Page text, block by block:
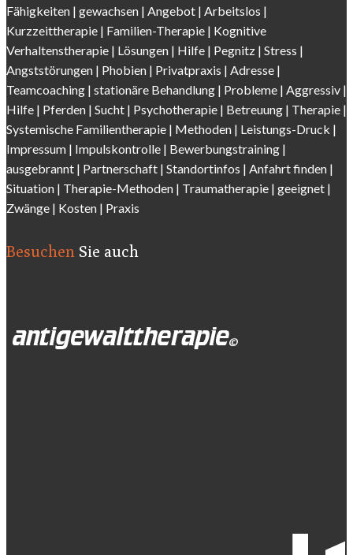
Fähigkeiten | gewachsen | Angebot | Arbeitslos |
Kurzzeittherapie | Familien-Therapie | Kognitive
Verhaltenstherapie | Lösungen | Hilfe | Pegnitz | Stress |
Angststörungen | Phobien | Privatpraxis | Adresse |
Teamcoaching | stationäre Behandlung | Probleme | Aggressiv |
Hilfe | Pferden | Sucht | Psychotherapie | Betreuung | Therapie |
Systemische Familientherapie | Methoden | Leistungs-Druck |
Impressum | Impulskontrolle | Bewerbungstraining |
ausgebrannt | Partnerschaft | Standortinfos | Anfahrt finden |
Situation | Therapie-Methoden | Traumatherapie | geeignet |
Zwänge | Kosten | Praxis
Besuchen Sie auch